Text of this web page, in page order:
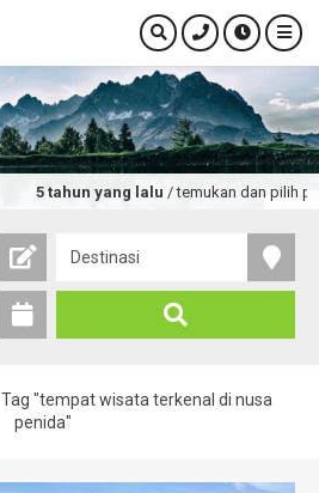
5 tahun yang lalu/ temukan dan pilih
Tag "tempat wisata terkenal di nusa
penida"